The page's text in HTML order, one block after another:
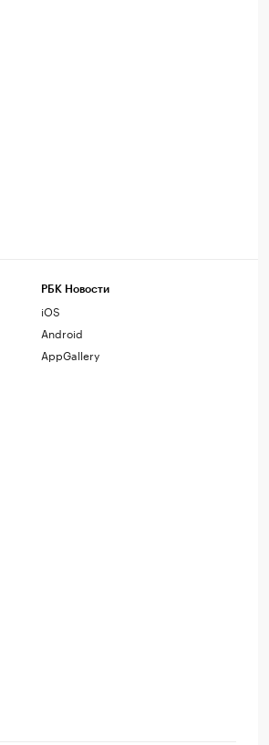
РБК Новости
iOS
Android
AppGallery